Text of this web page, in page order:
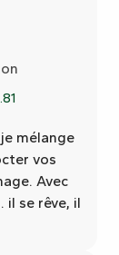
mélange
vos
Avec
il se rêve, il